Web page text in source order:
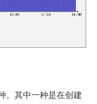
。其中一种是在创建